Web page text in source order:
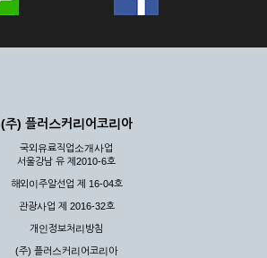
(주) 플러스커리어코리아
국외유료직업소개사업
서울강남 유 제2010-6호
해외이주알선업 제 16-04호
관광사업 제 2016-32호
개인정보처리방침
(주) 플러스커리어코리아